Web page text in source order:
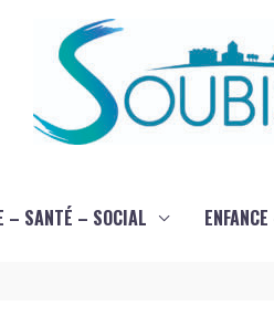
– SANTÉ – SOCIAL